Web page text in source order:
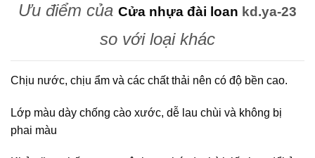
Ưu điểm của Cửa nhựa đài loan kd.ya-23
so với loại khác
Chịu nước, chịu ẩm và các chất thải nên có độ bền cao.
Lớp màu dày chống cào xước, dễ lau chùi và không bị
phai màu